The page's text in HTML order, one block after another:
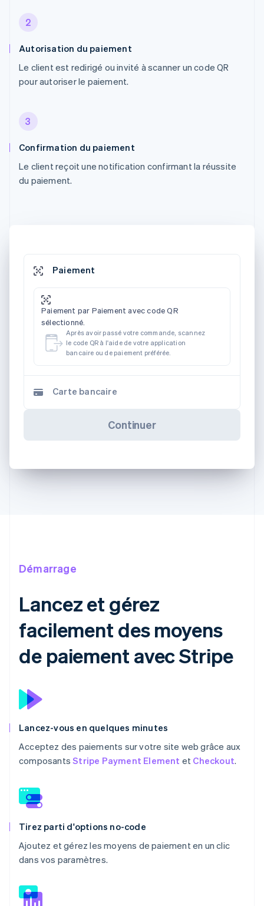
2
Autorisation du paiement
Le client est redirigé ou invité à scanner un code QR
pour autoriser le paiement.
3
Confirmation du paiement
Le client reçoit une notification confirmant la réussite
du paiement.
Paiement
Paiement par Paiement avec code QR
sélectionné.
Après avoir passé votre commande, scannez
le code QR à l'aide de votre application
bancaire ou de paiement préférée.
Carte bancaire
Continuer
Démarrage
Lancez et gérez
facilement des moyens
de paiement avec Stripe
Lancez-vous en quelques minutes
Acceptez des paiements sur votre site web grâce aux
composantsStripe Payment Element et Checkout.
Tirez parti d'options no-code
Ajoutez et gérez les moyens de paiement en un clic
dans vos paramètres.